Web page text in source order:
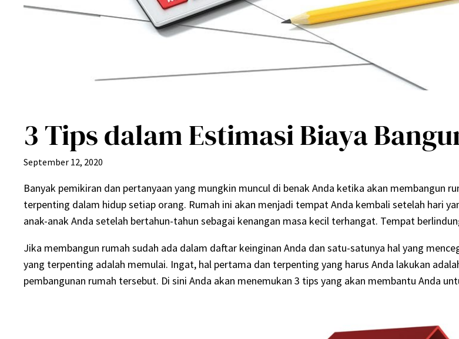
3 Tips dalam Estimasi Biaya
September 12, 2020
Banyak pemikiran dan pertanyaan yang mungkin muncul di benak Anda ketika akan membangun
terpenting dalam hidup setiap orang. Rumah ini akan menjadi tempat Anda kembali setelah hari
anak-anak Anda setelah bertahun-tahun sebagai kenangan masa kecil terhangat. Tempat
Jika membangun rumah sudah ada dalam daftar keinginan Anda dan satu-satunya hal yang
yang terpenting adalah memulai. Ingat, hal pertama dan terpenting yang harus Anda lakukan
pembangunan rumah tersebut. Di sini Anda akan menemukan 3 tips yang akan membantu Anda